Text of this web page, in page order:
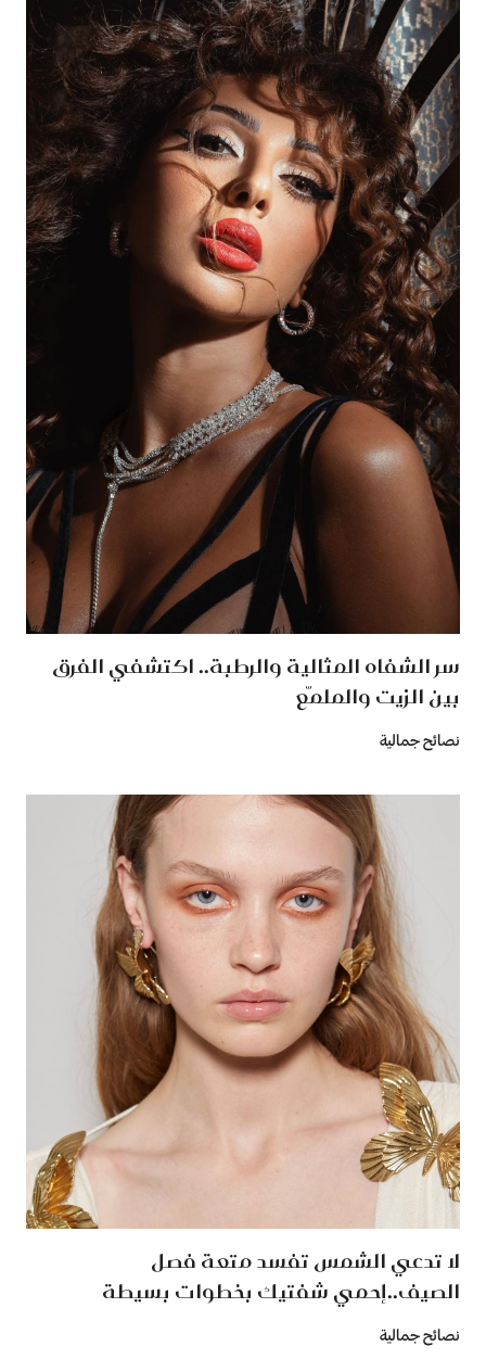
سر الشفاه المثالية والرطبة.. اكتشفي الفرق
بين الزيت والملمّع
نصائح جمالية
لا تدعي الشمس تفسد متعة فصل
الصيف..إحمي شفتيك بخطوات بسيطة
نصائح جمالية